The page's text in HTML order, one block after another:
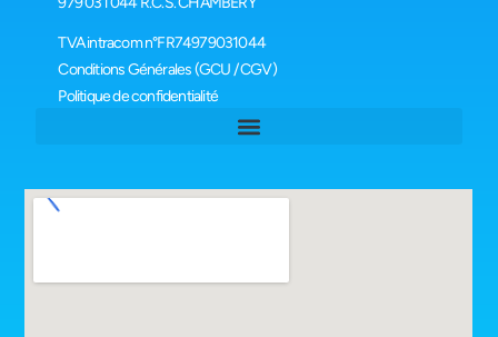
TVA intracom n°FR74979031044
Conditions Générales (GCU / CGV)
Politique de confidentialité